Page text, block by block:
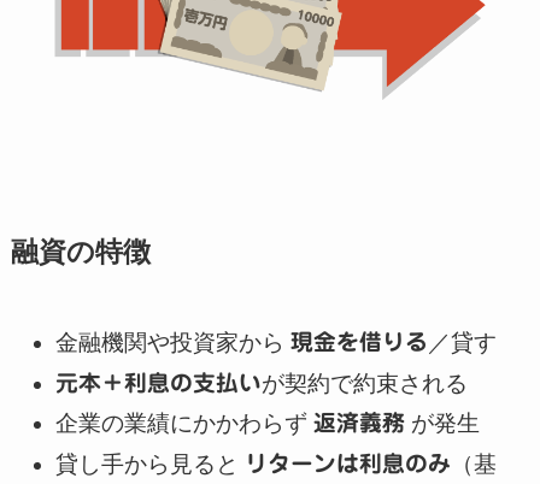
融資の特徴
金融機関や投資家から現金を借りる ／貸す
元本＋利息の支払いが契約で約束される
企業の業績にかかわらず返済義務 が発生
貸し手から見ると
リターンは利息のみ
（基